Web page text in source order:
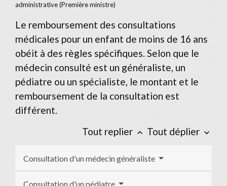
administrative (Première ministre)
Le remboursement des consultations
médicales pour un enfant de moins de 16 ans
obéit à des règles spécifiques. Selon que le
médecin consulté est un généraliste, un
pédiatre ou un spécialiste, le montant et le
remboursement de la consultation est
différent.
Tout replier keyboard_arrow_up Tout déplier keyboard_arrow_down
Consultation d'un médecin généraliste
Consultation d'un pédiatre